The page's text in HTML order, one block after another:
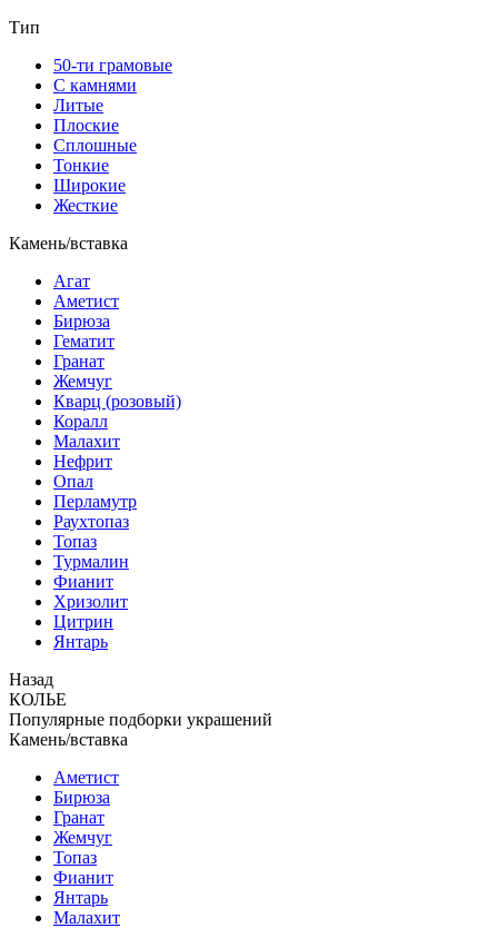
Тип
50-ти грамовые
С камнями
Литые
Плоские
Сплошные
Тонкие
Широкие
Жесткие
Камень/вставка
Агат
Аметист
Бирюза
Гематит
Гранат
Жемчуг
Кварц (розовый)
Коралл
Малахит
Нефрит
Опал
Перламутр
Раухтопаз
Топаз
Турмалин
Фианит
Хризолит
Цитрин
Янтарь
Назад
КОЛЬЕ
Популярные подборки украшений
Камень/вставка
Аметист
Бирюза
Гранат
Жемчуг
Топаз
Фианит
Янтарь
Малахит